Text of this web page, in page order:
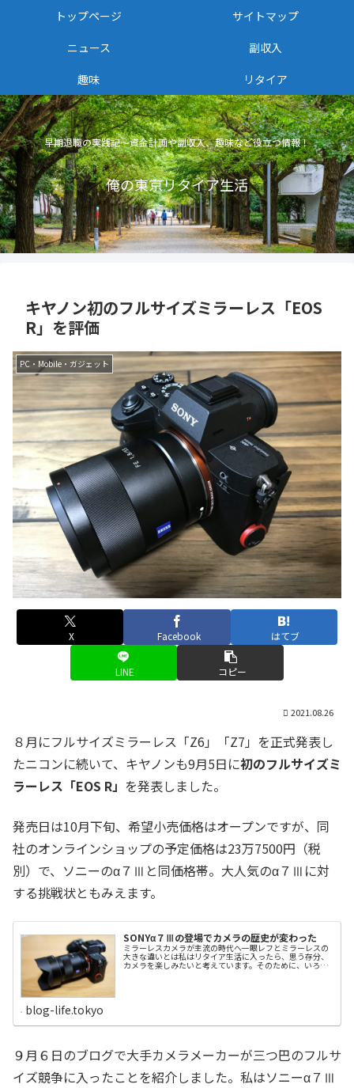
早期退職の実践記〜資金計画や副収入、趣味など役立つ情報！
俺の東京リタイア生活
トップページ
サイトマップ
ニュース
副収入
趣味
リタイア
キヤノン初のフルサイズミラーレス「EOS
R」を評価
PC・Mobile・ガジェット
X Facebook はてブ
LINE コピー
2021.08.26
８月にフルサイズミラーレス「Z6」「Z7」を正式発表し
たニコンに続いて、キヤノンも9月5日に初のフルサイズミ
ラーレス「EOS R」 を発表しました。
発売日は10月下旬、希望小売価格はオープンですが、同
社のオンラインショップの予定価格は23万7500円（税
別）で、ソニーのα７Ⅲと同価格帯。大人気のα７Ⅲに対
する挑戦状ともみえます。
SONYα７Ⅲの登場でカメラの歴史が変わった
ミラーレスカメラが主流の時代へ一眼レフとミラーレスの
大きな違いとは私はリタイア生活に入ったら、思う存分、
カメラを楽しみたいと考えています。そのために、いろい
ろなメーカーを調べ、結局、選んだのはソニーとフジフイ
ジタルデータで管理するため、フィルムカメラのように現
も撮影でき、失敗も気になりません。ミラーレスカメラは
小型軽量現在主流のデジタルカメラですが、その種類は、
一眼レフ、ミラーレス一眼、コンパクトカメラの3種類に
大別されます。ニコン...
blog-life.tokyo
９月６日のブログで大手カメラメーカーが三つ巴のフルサ
イズ競争に入ったことを紹介しました。私はソニーα７Ⅲ